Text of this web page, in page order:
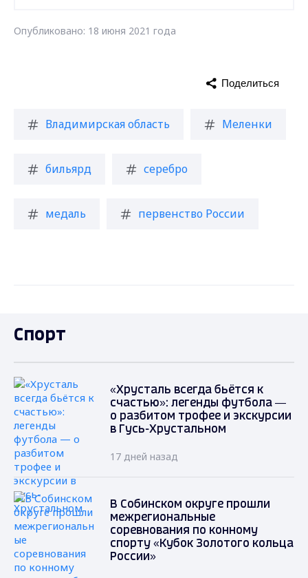
Опубликовано: 18 июня 2021 года
Владимирская область Меленки
бильярд серебро
медаль первенство России
Поделиться
Спорт
«Хрусталь всегда бьётся к
счастью»: легенды футбола —
о разбитом трофее и экскурсии
в Гусь-Хрустальном
17 дней назад
В Собинском округе прошли
межрегиональные
соревнования по конному
спорту «Кубок Золотого кольца
России»